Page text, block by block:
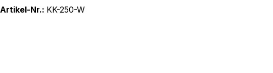
Artikel-Nr.: KK-250-W